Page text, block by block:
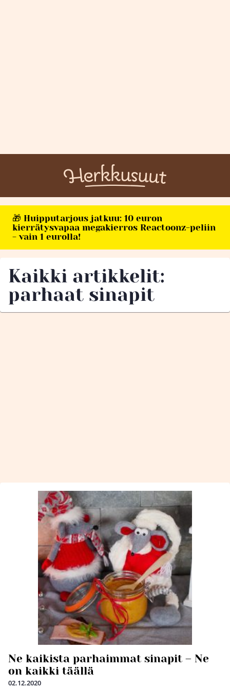
🎁 Huipputarjous jatkuu: 10 euron
kierrätysvapaa megakierros Reactoonz-peliin
- vain 1 eurolla!
Kaikki artikkelit:
parhaat sinapit
Ne kaikista parhaimmat sinapit – Ne
on kaikki täällä
02.12.2020